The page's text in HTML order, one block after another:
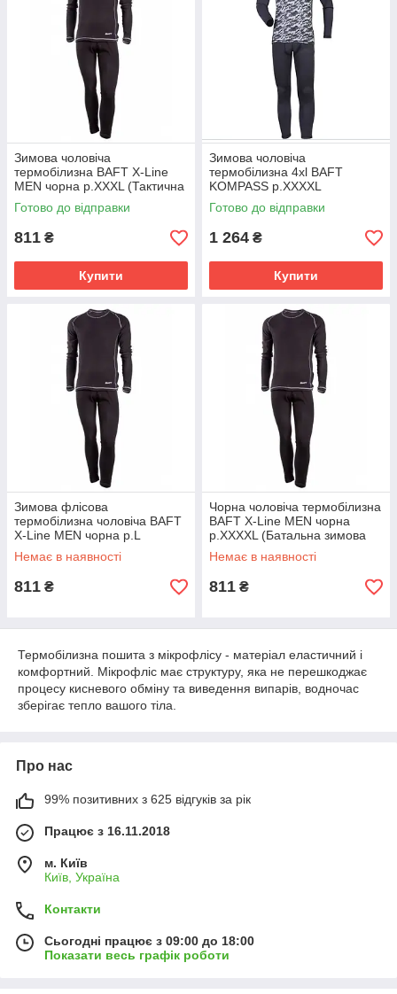
Зимова чоловіча
термобілизна BAFT X-Line
MEN чорна р.XXXL (Тактична
зимова термобілизна)
Готово до відправки
811 ₴
Купити
Зимова чоловіча
термобілизна 4xl BAFT
KOMPASS p.XXXXL
(Батальна зимова
термобілизна для чоловіків)
Готово до відправки
1 264 ₴
Купити
Зимова флісова
термобілизна чоловіча BAFT
X-Line MEN чорна р.L
(Термобілизна з флісу)
Немає в наявності
811 ₴
Чорна чоловіча термобілизна
BAFT X-Line MEN чорна
р.XXXXL (Батальна зимова
термобілизна флісова)
Немає в наявності
811 ₴
Термобілизна пошита з мікрофлісу - матеріал еластичний і
комфортний. Мікрофліс має структуру, яка не перешкоджає
процесу кисневого обміну та виведення випарів, водночас
зберігає тепло вашого тіла.
Про нас
99% позитивних з 625 відгуків за рік
Працює з 16.11.2018
м. Київ
Київ, Україна
Контакти
Сьогодні працює з 09:00 до 18:00
Показати весь графік роботи